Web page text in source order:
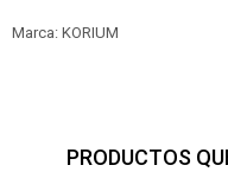
Marca: KORIUM
PRODUCTOS